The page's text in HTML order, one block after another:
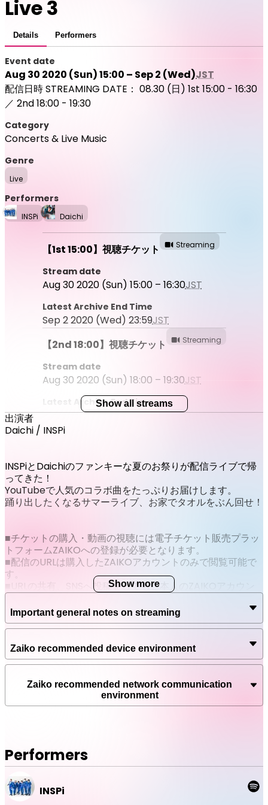
Live 3
Details Performers
Event date
Aug 30 2020 (Sun) 15:00 – Sep 2 (Wed)JST
配信日時 STREAMING DATE： 08.30 (日) 1st 15:00 - 16:30
／ 2nd 18:00 - 19:30
Category
Concerts & Live Music
Genre
Live
Performers
INSPi Daichi
【1st 15:00】視聴チケット Streaming
Stream date
Aug 30 2020 (Sun) 15:00 – 16:30JST
Latest Archive End Time
Sep 2 2020 (Wed) 23:59JST
【2nd 18:00】視聴チケット
Streaming
Stream date
Aug 30 2020 (Sun) 18:00 – 19:30JST
Latest Archive End Time
Sep 2 2020 (Wed) 23:59JST
Show all streams
出演者
Daichi / INSPi
INSPiとDaichiのファンキーな夏のお祭りが配信ライブで帰
ってきた！
YouTubeで人気のコラボ曲をたっぷりお届けします。
踊り出したくなるサマーライブ、お家でタオルをぶん回せ！
■チケットの購入・動画の視聴には電子チケット販売プラッ
トフォームZAIKOへの登録が必要となります。
■配信のURLは購入したZAIKOアカウントのみで閲覧可能で
す。
■URLの共有、SNSへ投稿をしてもご本人のZAIKOアカウン
ト以外では閲覧いただけません。
■チケットのご購入前に、記載の注意事項をよくお読みいた
だき、配信ライブ視聴に適したインターネット環境・推奨環
境をお持ちかどうか必ずご確認ください。
■チケットご購入後の公演延期・中止以外の理由に伴うキャ
ンセル・変更・払い戻しはできません。
■各イベントの開始5分前になりましたら、視聴ページをリ
ロードしてください。
■途中から視聴した場合はその時点からのライブ配信とな
り、巻き戻しての再生はできません。アーカイブ配信中は巻
ざいます。
■お客様のインターネット環境、視聴環境に伴う不具合に関
しては、主催者は責任を負いかねます。
■閲覧に関わるインターネット通信費用はお客様のご負担と
Show more
Important general notes on streaming
Zaiko recommended device environment
Zaiko recommended network communication
environment
Performers
INSPi